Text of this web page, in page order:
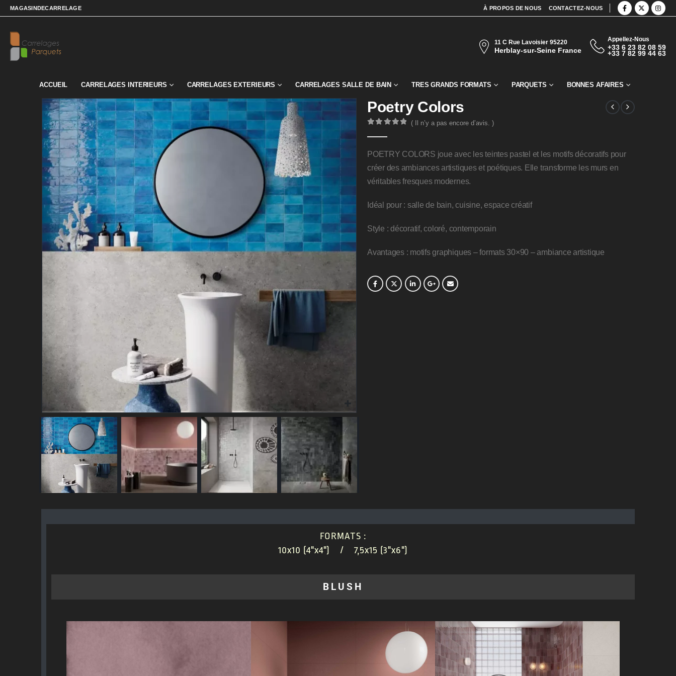
MAGASINDECARRELAGE À PROPOS DE NOUS CONTACTEZ-NOUS
11 C Rue Lavoisier 95220
Herblay-sur-Seine France
Appellez-Nous
+33 6 23 82 08 59
+33 7 82 99 44 63
ACCUEIL CARRELAGES INTERIEURS CARRELAGES EXTERIEURS CARRELAGES SALLE DE BAIN TRES GRANDS FORMATS PARQUETS BONNES AFAIRES
Poetry Colors
( Il n’y a pas encore d’avis. )
POETRY COLORS joue avec les teintes pastel et les motifs décoratifs pour
créer des ambiances artistiques et poétiques. Elle transforme les murs en
véritables fresques modernes.
Idéal pour : salle de bain, cuisine, espace créatif
Style : décoratif, coloré, contemporain
Avantages : motifs graphiques – formats 30×90 – ambiance artistique
FORMATS :
10x10 (4"x4") / 7,5x15 (3"x6")
BLUSH